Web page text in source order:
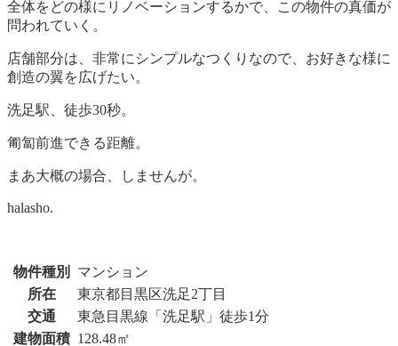
全体をどの様にリノベーションするかで、この物件の真価が
問われていく。
店舗部分は、非常にシンプルなつくりなので、お好きな様に
創造の翼を広げたい。
洗足駅、徒歩30秒。
匍匐前進できる距離。
まあ大概の場合、しませんが。
halasho.
物件種別
マンション
所在
東京都目黒区洗足2丁目
交通
東急目黒線「洗足駅」徒歩1分
建物面積 128.48㎡